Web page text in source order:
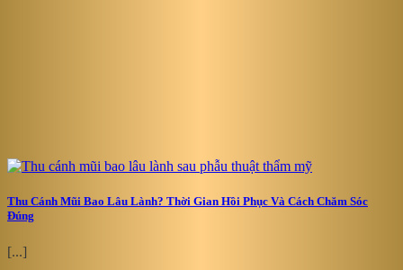
Thu Cánh Mũi Bao Lâu Lành? Thời Gian Hồi Phục Và Cách Chăm Sóc
Đúng
[...]